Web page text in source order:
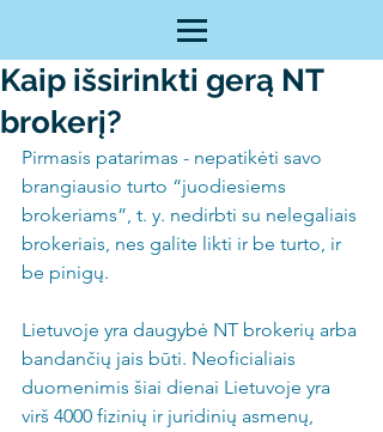
Kaip išsirinkti gerą NT
brokerį?
Pirmasis patarimas - nepatikėti savo
brangiausio turto “juodiesiems
brokeriams”, t. y. nedirbti su nelegaliais
brokeriais, nes galite likti ir be turto, ir
be pinigų.
Lietuvoje yra daugybė NT brokerių arba
bandančių jais būti. Neoficialiais
duomenimis šiai dienai Lietuvoje yra
virš 4000 fizinių ir juridinių asmenų,